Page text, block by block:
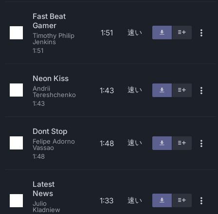
Fast Beat
Gamer
Timothy Philip
Jenkins
1:51
1:51 速い
Neon Kiss
Andrii
Tereshchenko
1:43
1:43 速い
Dont Stop
Felipe Adorno
Vassao
1:48
1:48 速い
Latest
News
Julio
Kladniew
1:33 速い